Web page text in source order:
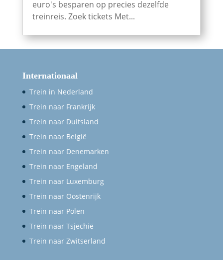
Internationaal
Trein naar België
Trein naar Denemarken
Trein naar Engeland
Trein naar Luxemburg
Trein naar Oostenrijk
Trein naar Polen
Trein naar Tsjechië
Trein naar Zwitserland
Topbestemmingen
Trein Antwerpen
Trein Berlijn